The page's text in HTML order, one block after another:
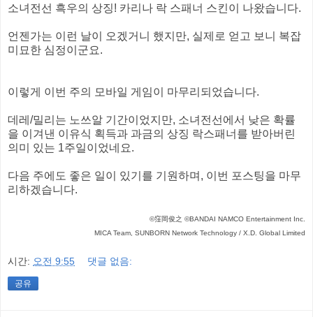
소녀전선 흑우의 상징! 카리나 락 스패너 스킨이 나왔습니다.
언젠가는 이런 날이 오겠거니 했지만, 실제로 얻고 보니 복잡
미묘한 심정이군요.
이렇게 이번 주의 모바일 게임이 마무리되었습니다.
데레/밀리는 노쓰알 기간이었지만, 소녀전선에서 낮은 확률
을 이겨낸 이유식 획득과 과금의 상징 락스패너를 받아버린
의미 있는 1주일이었네요.
다음 주에도 좋은 일이 있기를 기원하며, 이번 포스팅을 마무
리하겠습니다.
©窪岡俊之 ©BANDAI NAMCO Entertainment Inc.
MICA Team, SUNBORN Network Technology / X.D. Global Limited
시간: 오전 9:55 댓글 없음:
공유